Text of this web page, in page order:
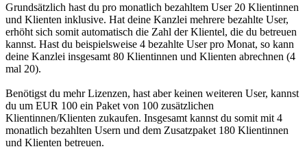
Grundsätzlich hast du pro monatlich bezahltem User 20 Klientinnen
und Klienten inklusive. Hat deine Kanzlei mehrere bezahlte User,
erhöht sich somit automatisch die Zahl der Klientel, die du betreuen
kannst. Hast du beispielsweise 4 bezahlte User pro Monat, so kann
deine Kanzlei insgesamt 80 Klientinnen und Klienten abrechnen (4
mal 20).
Benötigst du mehr Lizenzen, hast aber keinen weiteren User, kannst
du um EUR 100 ein Paket von 100 zusätzlichen
Klientinnen/Klienten zukaufen. Insgesamt kannst du somit mit 4
monatlich bezahlten Usern und dem Zusatzpaket 180 Klientinnen
und Klienten betreuen.